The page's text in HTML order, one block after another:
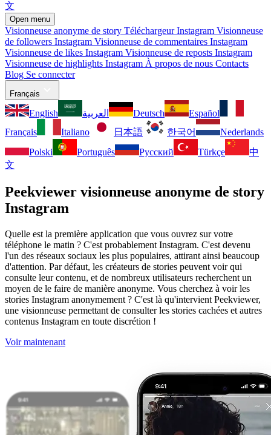
文
Open menu
Visionneuse anonyme de story Téléchargeur Instagram Visionneuse
de followers Instagram Visionneuse de commentaires Instagram
Visionneuse de likes Instagram Visionneuse de reposts Instagram
Visionneuse de highlights Instagram À propos de nous Contacts
Blog Se connecter
Français
English العربية Deutsch
Español
Français
Italiano 日本語 한국어
Nederlands
Polski
Português Русский Türkçe
中
文
Peekviewer visionneuse anonyme de story
Instagram
Quelle est la première application que vous ouvrez sur votre
téléphone le matin ? C'est probablement Instagram. C'est devenu
l'un des réseaux sociaux les plus populaires, attirant ainsi beaucoup
d'attention. Par défaut, les créateurs de stories peuvent voir qui
consulte leur contenu, et de nombreux utilisateurs recherchent un
moyen de le faire de manière anonyme. Vous cherchez à voir les
stories Instagram anonymement ? C'est là qu'intervient Peekviewer,
une visionneuse permettant de consulter les stories cachées et autres
contenus Instagram en toute discrétion !
Voir maintenant